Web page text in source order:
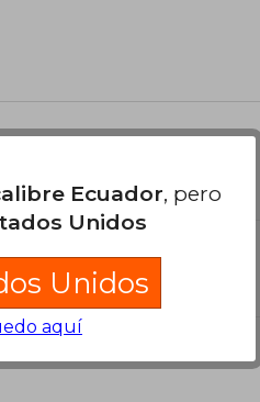
Ecuador, pero
Unidos
Unidos
aquí